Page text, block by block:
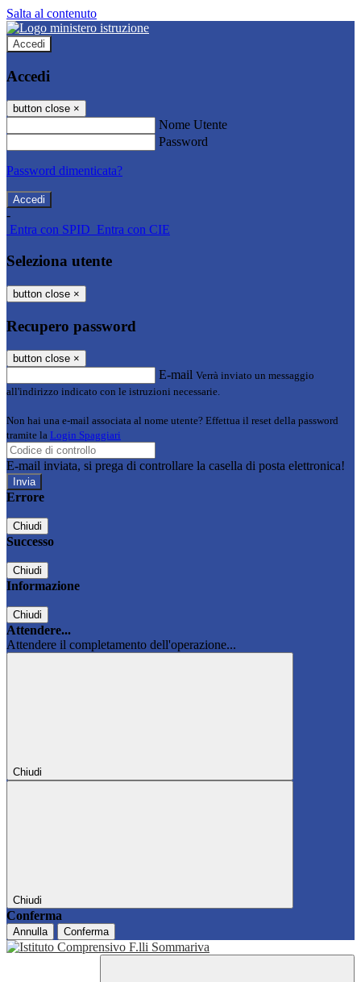
Salta al contenuto
Accedi
Accedi
button close ×
Nome Utente
Password
Password dimenticata?
-
Entra con SPID Entra con CIE
Seleziona utente
button close ×
Recupero password
button close ×
E-mail Verrà inviato un messaggio
all'indirizzo indicato con le istruzioni necessarie.
Non hai una e-mail associata al nome utente? Effettua il reset della password
tramite la Login Spaggiari
E-mail inviata, si prega di controllare la casella di posta elettronica!
Errore
Chiudi
Successo
Chiudi
Informazione
Chiudi
Attendere...
Attendere il completamento dell'operazione...
Chiudi
Chiudi
Conferma
Annulla Conferma